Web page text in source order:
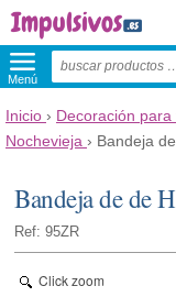
Menú
Inicio › Decoración para
Nochevieja › Bandeja
Bandeja de de
Ref: 95ZR
Click zoom